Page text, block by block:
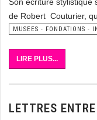
de Robert Couturier,
MUSEES - FONDATIONS -
LIRE PLUS...
LETTRES